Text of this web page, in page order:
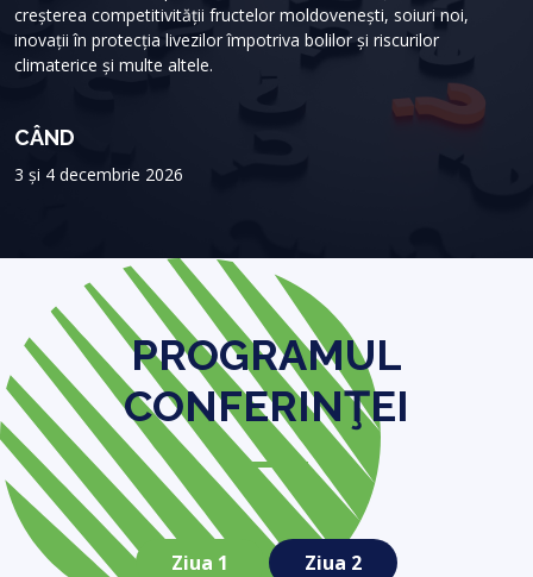
creșterea competitivității fructelor moldovenești, soiuri noi,
inovații în protecția livezilor împotriva bolilor și riscurilor
climaterice și multe altele.
CÂND
3 și 4 decembrie 2026
PROGRAMUL
CONFERINŢEI
Ziua 1 Ziua 2